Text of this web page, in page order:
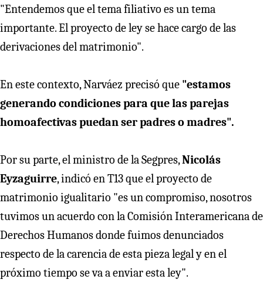
"Entendemos que el tema filiativo es un tema
importante. El proyecto de ley se hace cargo de las
derivaciones del matrimonio".
En este contexto, Narváez precisó que "estamos
generando condiciones para que las parejas
homoafectivas puedan ser padres o madres".
Por su parte, el ministro de la Segpres,Nicolás
Eyzaguirre, indicó en T13 que el proyecto de
matrimonio igualitario "es un compromiso, nosotros
tuvimos un acuerdo con la Comisión Interamericana de
Derechos Humanos donde fuimos denunciados
respecto de la carencia de esta pieza legal y en el
próximo tiempo se va a enviar esta ley".